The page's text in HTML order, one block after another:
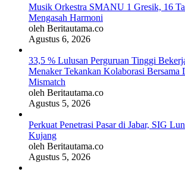
Musik Orkestra SMANU 1 Gresik, 16
Mengasah Harmoni
oleh Beritautama.co
Agustus 6, 2026
33,5 % Lulusan Perguruan Tinggi
Menaker Tekankan Kolaborasi Bersama
Mismatch
oleh Beritautama.co
Agustus 5, 2026
Perkuat Penetrasi Pasar di Jabar, SIG
Kujang
oleh Beritautama.co
Agustus 5, 2026